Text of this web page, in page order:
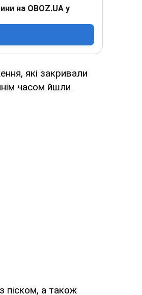
на OBOZ.UA у
які закривали
часом йшли
піском, а також